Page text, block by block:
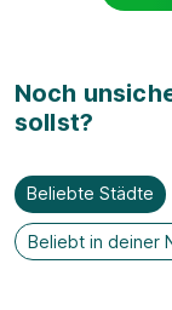
Noch
sollst?
Beliebte Städte
Beliebt in deiner